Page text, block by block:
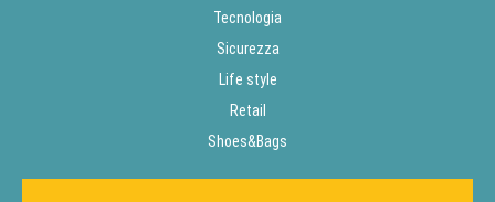
Tecnologia
Sicurezza
Life style
Retail
Shoes&Bags